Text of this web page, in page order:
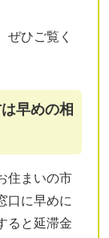
ぜひご覧く
早めの相
住まいの市
口に早めに
ると延滞金